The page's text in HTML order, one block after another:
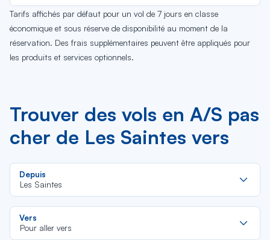
Tarifs affichés par défaut pour un vol de 7 jours en classe
économique et sous réserve de disponibilité au moment de la
réservation. Des frais supplémentaires peuvent être appliqués pour
les produits et services optionnels.
Trouver des vols en A/S pas
cher de Les Saintes vers
Depuis
Les Saintes
Vers
Pour aller vers